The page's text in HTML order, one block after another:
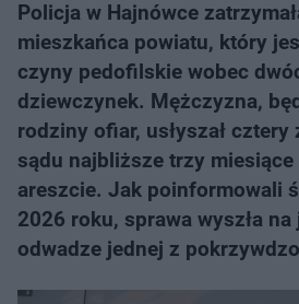
Policja w Hajnówce
mieszkańca powiatu, który
czyny pedofilskie wobec
dziewczynek. Mężczyzna,
rodziny ofiar, usłyszał
sądu najbliższe trzy
areszcie. Jak poinformowali
2026 roku, sprawa wyszła
odwadze jednej z